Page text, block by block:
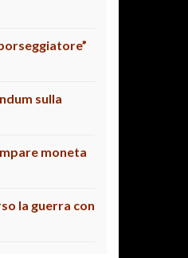
sulla
moneta
la guerra con